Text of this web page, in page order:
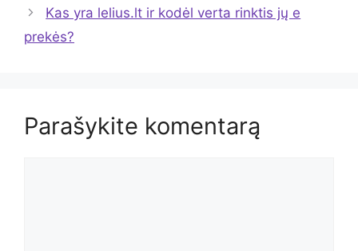
Kas yra lelius.lt ir kodėl verta rinktis jų e
prekės?
Parašykite komentarą